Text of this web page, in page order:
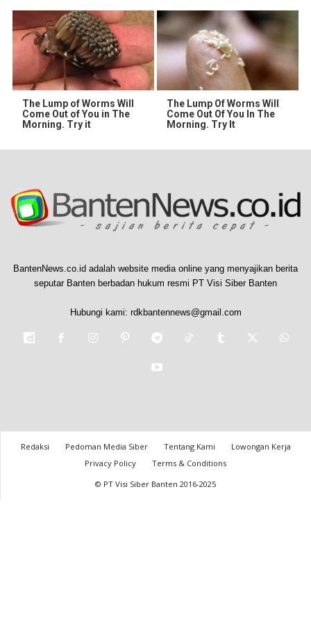
The Lump of Worms Will
Come Out of You in The
Morning. Try it
The Lump Of Worms Will
Come Out Of You In The
Morning. Try It
BantenNews.co.id adalah website media online yang menyajikan berita
seputar Banten berbadan hukum resmi PT Visi Siber Banten
Hubungi kami: rdkbantennews@gmail.com
Redaksi Pedoman Media Siber Tentang Kami
Lowongan Kerja
Privacy Policy
Terms & Conditions
© PT Visi Siber Banten 2016-2025